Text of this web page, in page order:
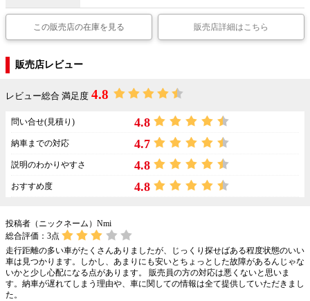
この販売店の在庫を見る 販売店詳細はこちら
販売店レビュー
レビュー総合 満足度 4.8
問い合せ(見積り) 4.8
納車までの対応 4.7
説明のわかりやすさ 4.8
おすすめ度 4.8
投稿者（ニックネーム）Nmi
総合評価： 3点
走行距離の多い車がたくさんありましたが、じっくり探せばある程度状態のいい
車は見つかります。しかし、あまりにも安いとちょっとした故障があるんじゃな
いかと少し心配になる点があります。 販売員の方の対応は悪くないと思いま
す。納車が遅れてしまう理由や、車に関しての情報は全て提供していただきまし
た。